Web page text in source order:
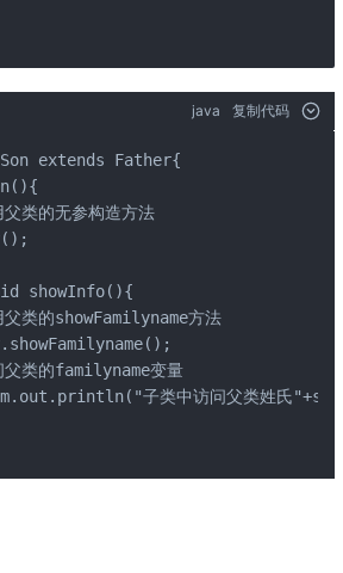
java 复制代码
extends Father{
类的无参构造方法
showInfo(){
类的showFamilyname方法
类的familyname变量
子类中访问父类姓氏